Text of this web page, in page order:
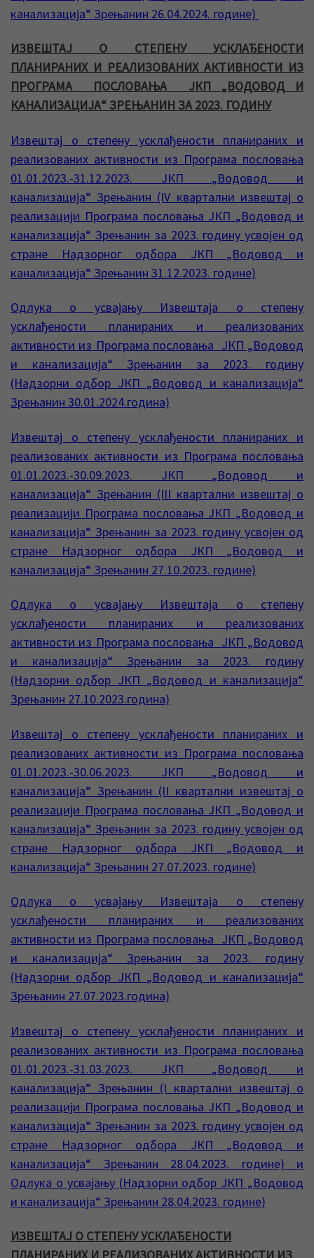
канализација“ Зрењанин 26.04.2024. године)
ИЗВЕШТАЈ О СТЕПЕНУ УСКЛАЂЕНОСТИ
ПЛАНИРАНИХ И РЕАЛИЗОВАНИХ АКТИВНОСТИ ИЗ
ПРОГРАМА ПОСЛОВАЊА ЈКП „ВОДОВОД И
КАНАЛИЗАЦИЈА“ ЗРЕЊАНИН ЗА 2023. ГОДИНУ
Извештај о степену усклађености планираних и
реализованих активности из Програма пословања
01.01.2023.-31.12.2023. ЈКП „Водовод и
канализација“ Зрењанин (IV квартални извештај о
реализацији Програма пословања ЈКП „Водовод и
канализација“ Зрењанин за 2023. годину усвојен од
стране Надзорног одбора ЈКП „Водовод и
канализација“ Зрењанин 31.12.2023. године)
Одлука о усвајању Извештаја о степену
усклађености планираних и реализованих
активности из Програма пословања ЈКП „Водовод
и канализација“ Зрењанин за 2023. годину
(Надзорни одбор ЈКП „Водовод и канализација“
Зрењанин 30.01.2024.година)
Извештај о степену усклађености планираних и
реализованих активности из Програма пословања
01.01.2023.-30.09.2023. ЈКП „Водовод и
канализација“ Зрењанин (III квартални извештај о
реализацији Програма пословања ЈКП „Водовод и
канализација“ Зрењанин за 2023. годину усвојен од
стране Надзорног одбора ЈКП „Водовод и
канализација“ Зрењанин 27.10.2023. године)
Одлука о усвајању Извештаја о степену
усклађености планираних и реализованих
активности из Програма пословања ЈКП „Водовод
и канализација“ Зрењанин за 2023. годину
(Надзорни одбор ЈКП „Водовод и канализација“
Зрењанин 27.10.2023.година)
Извештај о степену усклађености планираних и
реализованих активности из Програма пословања
01.01.2023.-30.06.2023. ЈКП „Водовод и
канализација“ Зрењанин (II квартални извештај о
реализацији Програма пословања ЈКП „Водовод и
канализација“ Зрењанин за 2023. годину усвојен од
стране Надзорног одбора ЈКП „Водовод и
канализација“ Зрењанин 27.07.2023. године)
Одлука о усвајању Извештаја о степену
усклађености планираних и реализованих
активности из Програма пословања ЈКП „Водовод
и канализација“ Зрењанин за 2023. годину
(Надзорни одбор ЈКП „Водовод и канализација“
Зрењанин 27.07.2023.година)
Извештај о степену усклађености планираних и
реализованих активности из Програма пословања
01.01.2023.-31.03.2023. ЈКП „Водовод и
канализација“ Зрењанин (I квартални извештај о
реализацији Програма пословања ЈКП „Водовод и
канализација“ Зрењанин за 2023. годину усвојен од
стране Надзорног одбора ЈКП „Водовод и
канализација“ Зрењанин 28.04.2023. године) и
Одлука о усвајању (Надзорни одбор ЈКП „Водовод
и канализација“ Зрењанин 28.04.2023. године)
ИЗВЕШТАЈ О СТЕПЕНУ УСКЛАЂЕНОСТИ